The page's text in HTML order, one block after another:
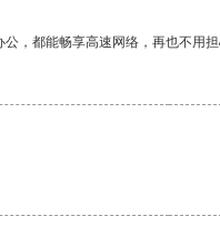
，都能畅享高速网络，再也不用